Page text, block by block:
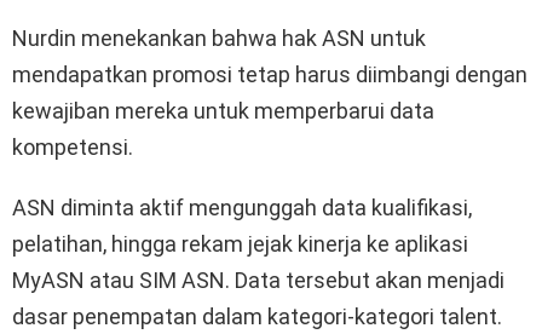
Nurdin menekankan bahwa hak ASN untuk
mendapatkan promosi tetap harus diimbangi dengan
kewajiban mereka untuk memperbarui data
kompetensi.
ASN diminta aktif mengunggah data kualifikasi,
pelatihan, hingga rekam jejak kinerja ke aplikasi
MyASN atau SIM ASN. Data tersebut akan menjadi
dasar penempatan dalam kategori-kategori talent.